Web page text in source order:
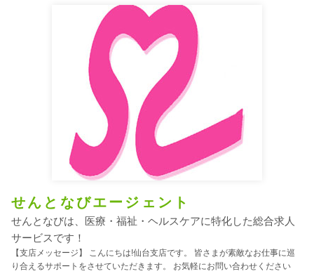
せんとなびエージェント
せんとなびは、医療・福祉・ヘルスケアに特化した総合求人
サービスです！
【支店メッセージ】 こんにちは!仙台支店です。 皆さまが素敵なお仕事に巡
り合えるサポートをさせていただきます。 お気軽にお問い合わせください